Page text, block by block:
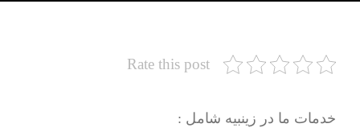
Rate this post
خدمات ما در زینبیه شامل :